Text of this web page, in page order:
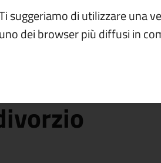
e stato civile
figli
ricorrere alla
suggeriamo di utilizzare una
uno dei browser più diffusi in